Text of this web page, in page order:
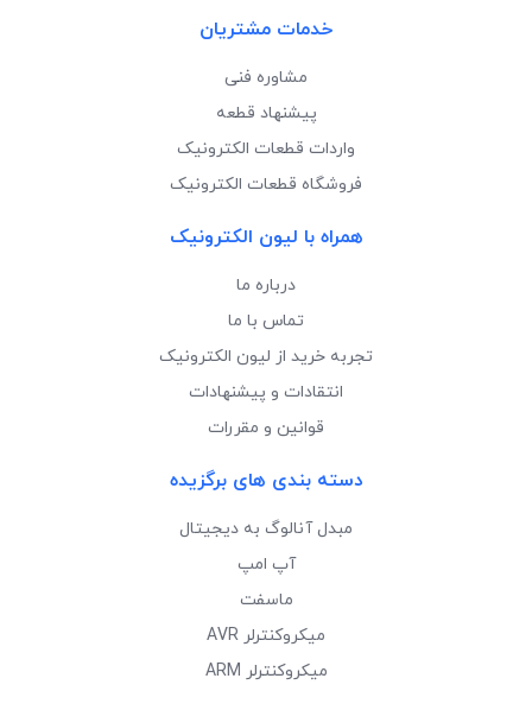
خدمات مشتریان
مشاوره فنی
پیشنهاد قطعه
واردات قطعات الکترونیک
فروشگاه قطعات الکترونیک
همراه با لیون الکترونیک
درباره ما
تماس با ما
تجربه خرید از لیون الکترونیک
انتقادات و پیشنهادات
قوانین و مقررات
دسته بندی های برگزیده
مبدل آنالوگ به دیجیتال
آپ امپ
ماسفت
میکروکنترلر AVR
میکروکنترلر ARM